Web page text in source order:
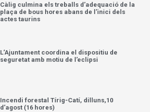
Càlig culmina els treballs d’adequació de la
plaça de bous hores abans de l’inici dels
actes taurins
L’Ajuntament coordina el dispositiu de
seguretat amb motiu de l’eclipsi
Incendi forestal Tírig-Catí, dilluns,10
d’agost (16 hores)